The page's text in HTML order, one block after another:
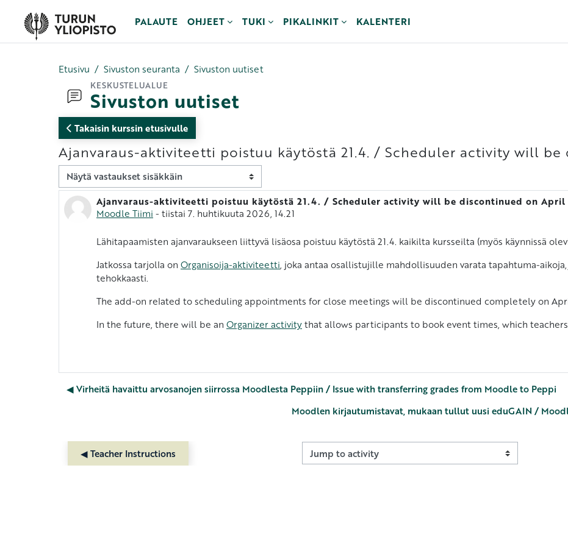
PALAUTE
OHJEET TUKI PIKALINKIT KALENTERI
Etusivu Sivuston seuranta Sivuston uutiset
KESKUSTELUALUE
Sivuston uutiset
Takaisin kurssin etusivulle
Ajanvaraus-aktiviteetti poistuu käytöstä 21.4. / Scheduler activity will be
Näytön tila
Ajanvaraus-aktiviteetti poistuu käytöstä 21.4. / Scheduler activity will be discontinued on April
Moodle Tiimi - tiistai 7. huhtikuuta 2026, 14.21
Vastausten määrä: 0
Lähitapaamisten ajanvaraukseen liittyvä lisäosa poistuu käytöstä 21.4. kaikilta kursseilta (myös käynnissä
Jatkossa tarjolla on Organisoija-aktiviteetti, joka antaa osallistujille mahdollisuuden varata tapahtuma-
tehokkaasti.
The add-on related to scheduling appointments for close meetings will be discontinued completely on
In the future, there will be an Organizer activitythat allows participants to book event times, which
◀︎ Virheitä havaittu arvosanojen siirrossa Moodlesta Peppiin / Issue with transferring grades from Moodle to Peppi
Moodlen kirjautumistavat, mukaan tullut uusi eduGAIN /
◀︎ Teacher Instructions Jump to activity